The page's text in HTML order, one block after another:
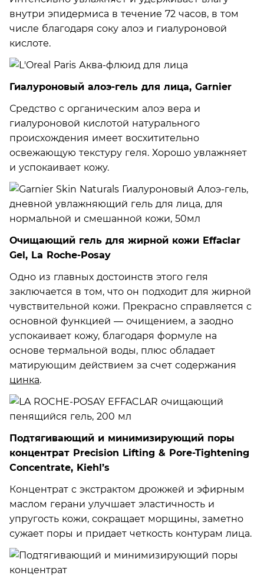
внутри эпидермиса в течение 72 часов, в том
числе благодаря соку алоэ и гиалуроновой
кислоте.
Гиалуроновый алоэ-гель для лица, Garnier
Средство с органическим алоэ вера и
гиалуроновой кислотой натурального
происхождения имеет восхитительно
освежающую текстуру геля. Хорошо увлажняет
и успокаивает кожу.
Очищающий гель для жирной кожи Effaclar
Gel, La Roche-Posay
Одно из главных достоинств этого геля
заключается в том, что он подходит для жирной
чувствительной кожи. Прекрасно справляется с
основной функцией — очищением, а заодно
успокаивает кожу, благодаря формуле на
основе термальной воды, плюс обладает
матирующим действием за счет содержания
цинка.
Подтягивающий и минимизирующий поры
концентрат Precision Lifting & Pore-Tightening
Concentrate, Kiehl’s
Концентрат с экстрактом дрожжей и эфирным
маслом герани улучшает эластичность и
упругость кожи, сокращает морщины, заметно
сужает поры и придает четкость контурам лица.